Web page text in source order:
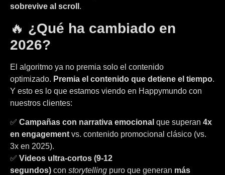
sobrevive al scroll .
🔥 ¿Qué ha cambiado en
2026?
El algoritmo ya no premia solo el contenido
optimizado. Premia el contenido que detiene el tiempo.
Y esto es lo que estamos viendo en Happymundo con
nuestros clientes:
✅ Campañas con narrativa emocional que superan 4x
en engagement vs. contenido promocional clásico (vs.
3x en 2025).
✅ Videos ultra-cortos (9-12
segundos) con storytelling puro que generan más